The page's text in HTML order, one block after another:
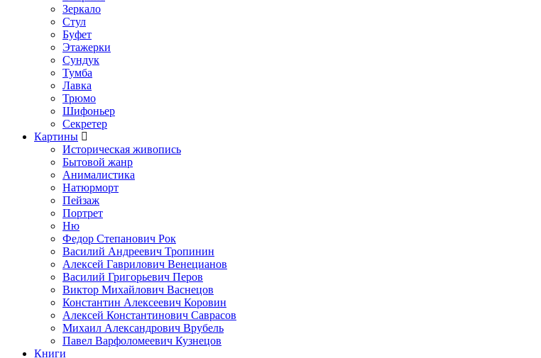
Зеркало
Стул
Буфет
Этажерки
Сундук
Тумба
Лавка
Трюмо
Шифоньер
Секретер
Картины
Историческая живопись
Бытовой жанр
Анималистика
Натюрморт
Пейзаж
Портрет
Ню
Федор Степанович Рок
Василий Андреевич Тропинин
Алексей Гаврилович Венецианов
Василий Григорьевич Перов
Виктор Михайлович Васнецов
Константин Алексеевич Коровин
Алексей Константинович Саврасов
Михаил Александрович Врубель
Павел Варфоломеевич Кузнецов
Книги